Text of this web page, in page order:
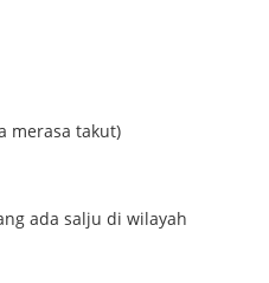
merasa takut)
ada salju di wilayah